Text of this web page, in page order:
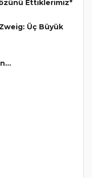
Ettiklerimiz*
Üç Büyük